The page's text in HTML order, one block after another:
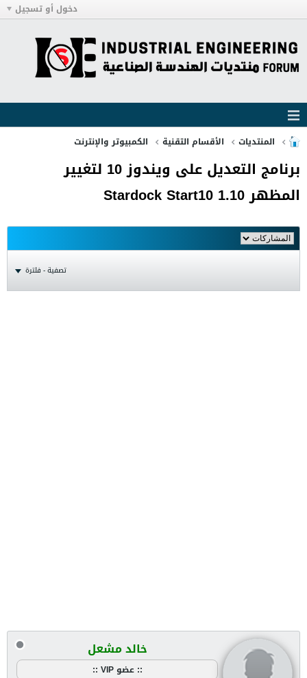
دخول أو تسجيل
المنتديات الأقسام التقنية الكمبيوتر والإنترنت
برنامج التعديل على ويندوز 10 لتغيير
المظهر Stardock Start10 1.10
تصفية - فلترة
خالد مشعل
:: عضو VIP ::